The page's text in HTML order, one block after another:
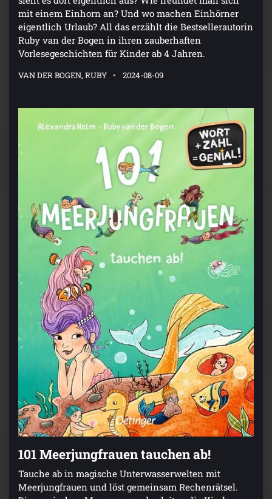
mit einem Einhorn an? Und wo machen Einhörner
eigentlich Urlaub? All das erzählt die Bestsellerautorin
Ruby van der Bogen in ihren zauberhaften
Vorlesegeschichten für Kinder ab 4 Jahren.
VAN DER BOGEN, RUBY 2024-08-09
101 Meerjungfrauen tauchen ab!
Tauche ab in magische Unterwasserwelten mit
Meerjungfrauen und löst gemeinsam Rechenrätsel.